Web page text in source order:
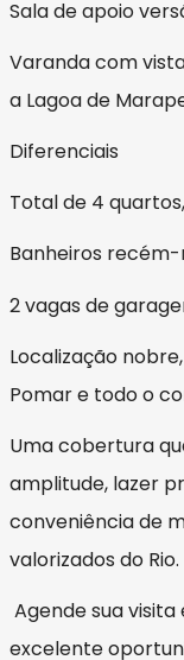
Sala de apoio
Varanda com
a Lagoa de
Diferenciais
Total de 4
Banheiros
2 vagas de
Localização
Pomar e todo o
Uma cobertura
amplitude, lazer
conveniência de
valorizados do Rio.
Agende sua
excelente